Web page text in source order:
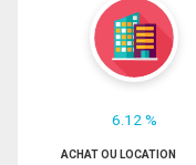
6.12 %
ACHAT OU LOCATION